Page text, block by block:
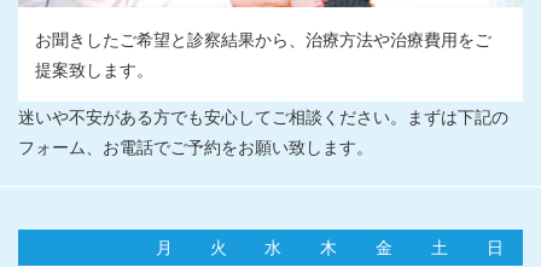
お聞きしたご希望と診察結果から、治療方法や治療費用をご
提案致します。
迷いや不安がある方でも安心してご相談ください。まずは下記の
フォーム、お電話でご予約をお願い致します。
月 火 水 木 金 土
日